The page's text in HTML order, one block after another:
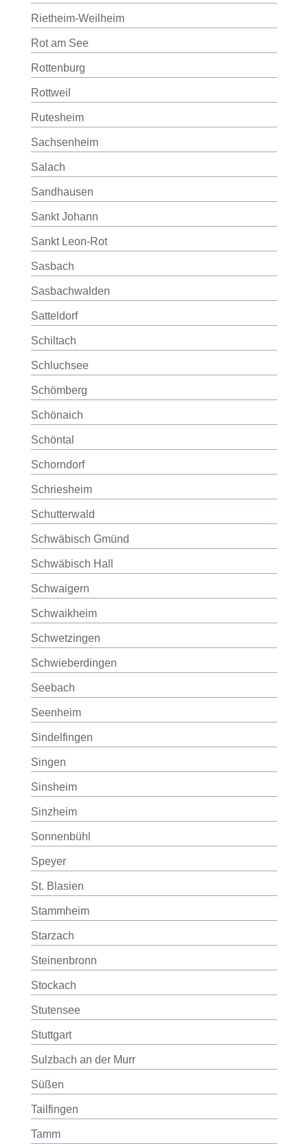
Rietheim-Weilheim
Rot am See
Rottenburg
Rottweil
Rutesheim
Sachsenheim
Salach
Sandhausen
Sankt Johann
Sankt Leon-Rot
Sasbach
Sasbachwalden
Satteldorf
Schiltach
Schluchsee
Schömberg
Schönaich
Schöntal
Schorndorf
Schriesheim
Schutterwald
Schwäbisch Gmünd
Schwäbisch Hall
Schwaigern
Schwaikheim
Schwetzingen
Schwieberdingen
Seebach
Seenheim
Sindelfingen
Singen
Sinsheim
Sinzheim
Sonnenbühl
Speyer
St. Blasien
Stammheim
Starzach
Steinenbronn
Stockach
Stutensee
Stuttgart
Sulzbach an der Murr
Süßen
Tailfingen
Tamm